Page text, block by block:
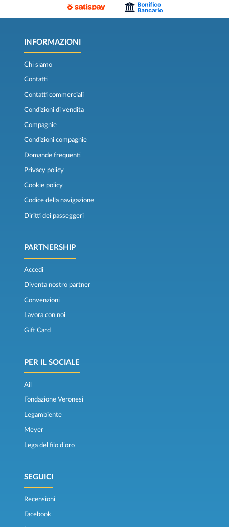
INFORMAZIONI
Chi siamo
Contatti
Contatti commerciali
Condizioni di vendita
Compagnie
Condizioni compagnie
Domande frequenti
Privacy policy
Cookie policy
Codice della navigazione
Diritti dei passeggeri
PARTNERSHIP
Accedi
Diventa nostro partner
Convenzioni
Lavora con noi
Gift Card
PER IL SOCIALE
Ail
Fondazione Veronesi
Legambiente
Meyer
Lega del filo d’oro
SEGUICI
Recensioni
Facebook